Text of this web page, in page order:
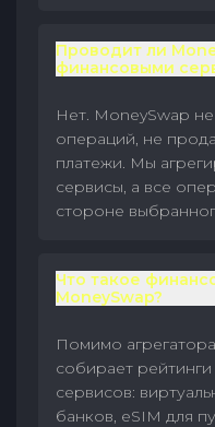
Проводит ли
финансовыми
Нет. MoneySwap
операций, не
платежи. Мы
сервисы, а все
стороне
Что такое
MoneySwap?
Помимо
собирает
сервисов:
банков, eSIM для